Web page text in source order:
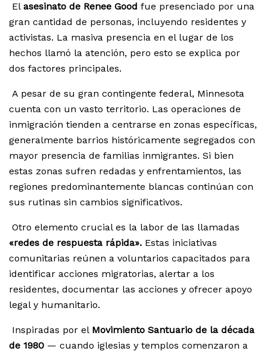
El asesinato de Renee Good fue presenciado por una
gran cantidad de personas, incluyendo residentes y
activistas. La masiva presencia en el lugar de los
hechos llamó la atención, pero esto se explica por
dos factores principales.
A pesar de su gran contingente federal, Minnesota
cuenta con un vasto territorio. Las operaciones de
inmigración tienden a centrarse en zonas específicas,
generalmente barrios históricamente segregados con
mayor presencia de familias inmigrantes. Si bien
estas zonas sufren redadas y enfrentamientos, las
regiones predominantemente blancas continúan con
sus rutinas sin cambios significativos.
Otro elemento crucial es la labor de las llamadas
«redes de respuesta rápida». Estas iniciativas
comunitarias reúnen a voluntarios capacitados para
identificar acciones migratorias, alertar a los
residentes, documentar las acciones y ofrecer apoyo
legal y humanitario.
Inspiradas por el Movimiento Santuario de la década
de 1980 — cuando iglesias y templos comenzaron a